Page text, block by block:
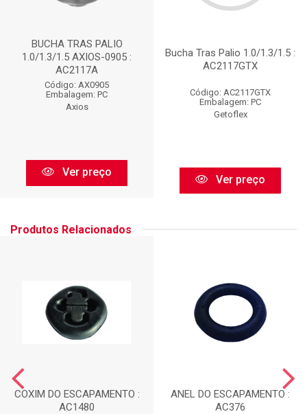
BUCHA TRAS PALIO
1.0/1.3/1.5 AXIOS-0905 :
AC2117A
Código: AX0905
Embalagem: PC
Axios
Ver preço
Bucha Tras Palio 1.0/1.3/1.5 :
AC2117GTX
Código: AC2117GTX
Embalagem: PC
Getoflex
Ver preço
Produtos Relacionados
COXIM DO ESCAPAMENTO :
AC1480
ANEL DO ESCAPAMENTO :
AC376